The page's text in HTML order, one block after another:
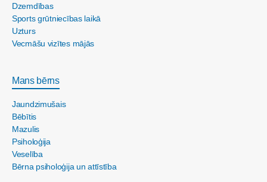
Dzemdības
Sports grūtniecības laikā
Uzturs
Vecmāšu vizītes mājās
Mans bērns
Jaundzimušais
Bēbītis
Mazulis
Psiholoģija
Veselība
Bērna psiholoģija un attīstība